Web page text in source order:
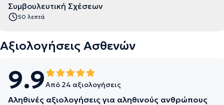
Συμβουλευτική Σχέσεων
50 λεπτά
Αξιολογήσεις Ασθενών
9.9Από 24 αξιολογήσεις
Αληθινές αξιολογήσεις για αληθινούς ανθρώπους